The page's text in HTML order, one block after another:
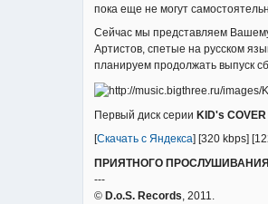
пока еще не могут
Сейчас мы представляем
Артистов, спетые на русском
планируем продолжать выпуск
Первый диск серии KID's COVER
[Скачать с Яндекса] [320 kbps]
ПРИЯТНОГО
---
© D.o.S. Records , 2011.